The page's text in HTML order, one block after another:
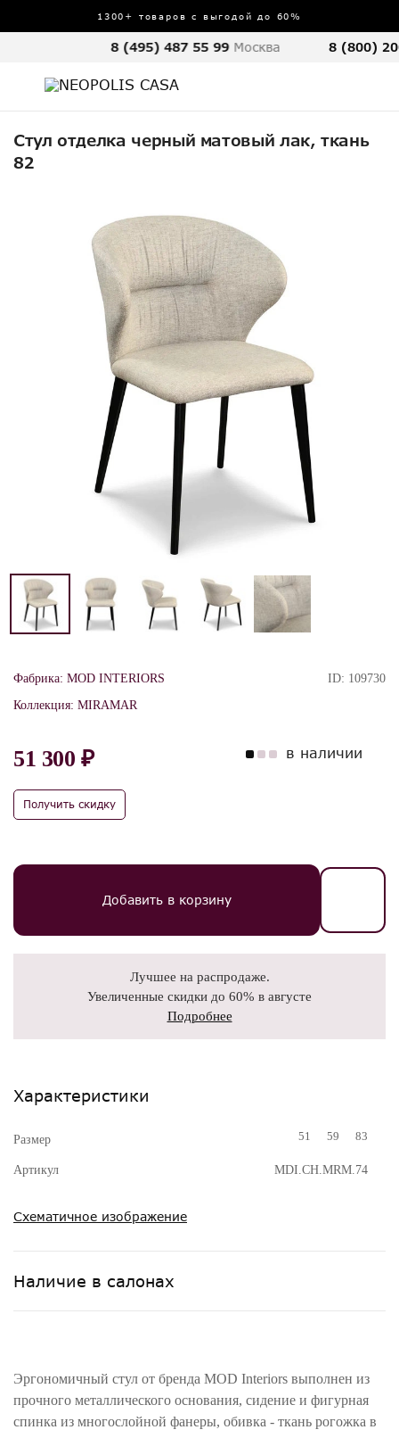
1300+ товаров с выгодой до 60%
8 (495) 487 55 99 Москва 8 (800)
Стул отделка черный матовый лак, ткань
82
Фабрика: MOD INTERIORS
Коллекция: MIRAMAR
ID: 109730
51 300 ₽
Получить скидку
в наличии
Добавить в корзину
Лучшее на распродаже.
Увеличенные скидки до 60% в августе
Подробнее
Характеристики
Размер 51 59 83
Артикул MDI.CH.MRM.74
Схематичное изображение
Наличие в салонах
Эргономичный стул от бренда MOD Interiors выполнен из
прочного металлического основания, сидение и фигурная
спинка из многослойной фанеры, обивка - ткань рогожка в